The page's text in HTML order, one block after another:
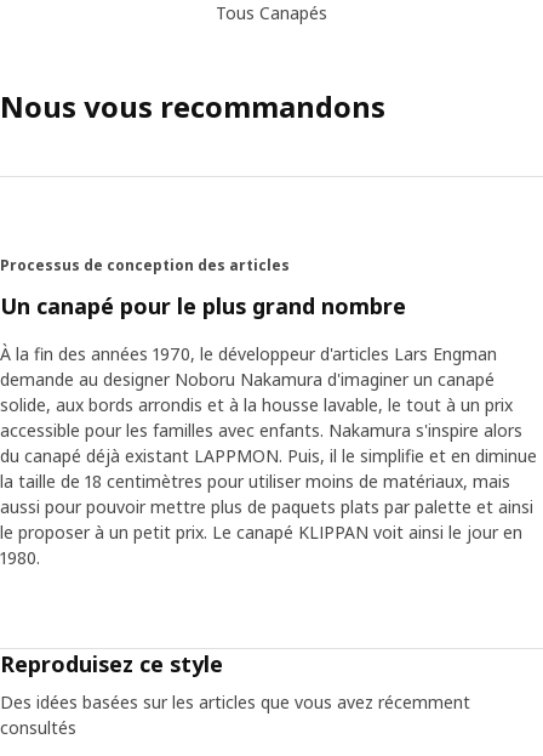
Tous Canapés
Nous vous recommandons
Processus de conception des articles
Un canapé pour le plus grand nombre
À la fin des années 1970, le développeur d'articles Lars Engman
demande au designer Noboru Nakamura d'imaginer un canapé
solide, aux bords arrondis et à la housse lavable, le tout à un prix
accessible pour les familles avec enfants. Nakamura s'inspire alors
du canapé déjà existant LAPPMON. Puis, il le simplifie et en diminue
la taille de 18 centimètres pour utiliser moins de matériaux, mais
aussi pour pouvoir mettre plus de paquets plats par palette et ainsi
le proposer à un petit prix. Le canapé KLIPPAN voit ainsi le jour en
1980.
Reproduisez ce style
Des idées basées sur les articles que vous avez récemment
consultés